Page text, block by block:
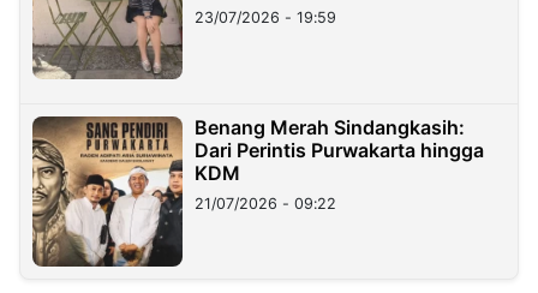
23/07/2026 - 19:59
Benang Merah Sindangkasih:
Dari Perintis Purwakarta hingga
KDM
21/07/2026 - 09:22